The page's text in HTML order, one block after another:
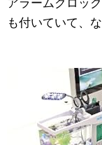
アラームクロッ
も付いていて、